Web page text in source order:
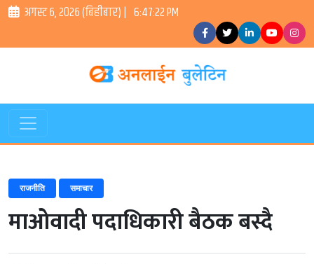
अगस्ट ६, २०२६ (बिहीबार) | 6:47:23 PM
राजनीति समाचार
माओवादी पदाधिकारी बैठक बस्दै